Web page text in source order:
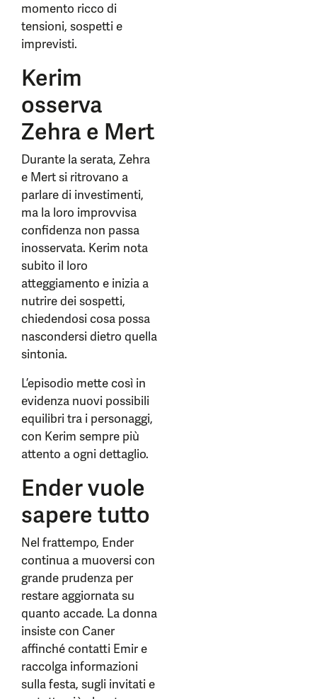
momento ricco di
tensioni, sospetti e
imprevisti.
Kerim
osserva
Zehra e Mert
Durante la serata, Zehra
e Mert si ritrovano a
parlare di investimenti,
ma la loro improvvisa
confidenza non passa
inosservata. Kerim nota
subito il loro
atteggiamento e inizia a
nutrire dei sospetti,
chiedendosi cosa possa
nascondersi dietro quella
sintonia.
L’episodio mette così in
evidenza nuovi possibili
equilibri tra i personaggi,
con Kerim sempre più
attento a ogni dettaglio.
Ender vuole
sapere tutto
Nel frattempo, Ender
continua a muoversi con
grande prudenza per
restare aggiornata su
quanto accade. La donna
insiste con Caner
affinché contatti Emir e
raccolga informazioni
sulla festa, sugli invitati e